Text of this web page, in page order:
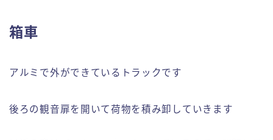
箱車
アルミで外ができているトラックです
後ろの観音扉を開いて荷物を積み卸していきます